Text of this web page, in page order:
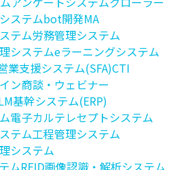
ステムbot開発MA
テム労務管理システム
システムeラーニングシステム
業支援システム(SFA)CTI
ン商談・ウェビナー
基幹システム(ERP)
電子カルテレセプトシステム
テム工程管理システム
システム
ムRFID画像認識・解析システム